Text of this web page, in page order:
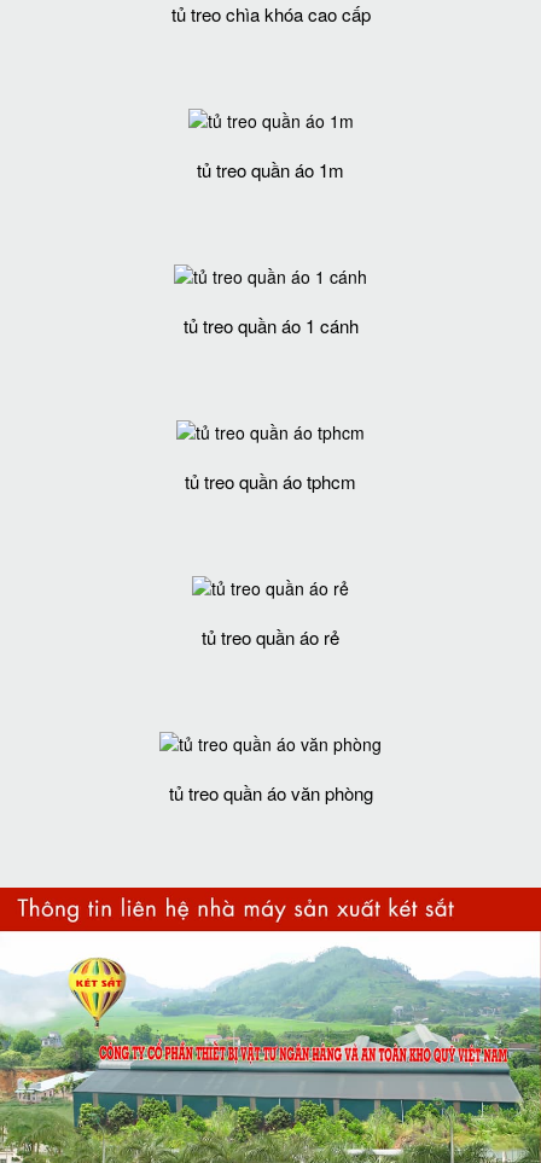
tủ treo chìa khóa cao cấp
tủ treo quần áo 1m
tủ treo quần áo 1 cánh
tủ treo quần áo tphcm
tủ treo quần áo rẻ
tủ treo quần áo văn phòng